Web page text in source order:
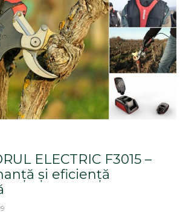
ELECTRIC F3015 –
și eficiență